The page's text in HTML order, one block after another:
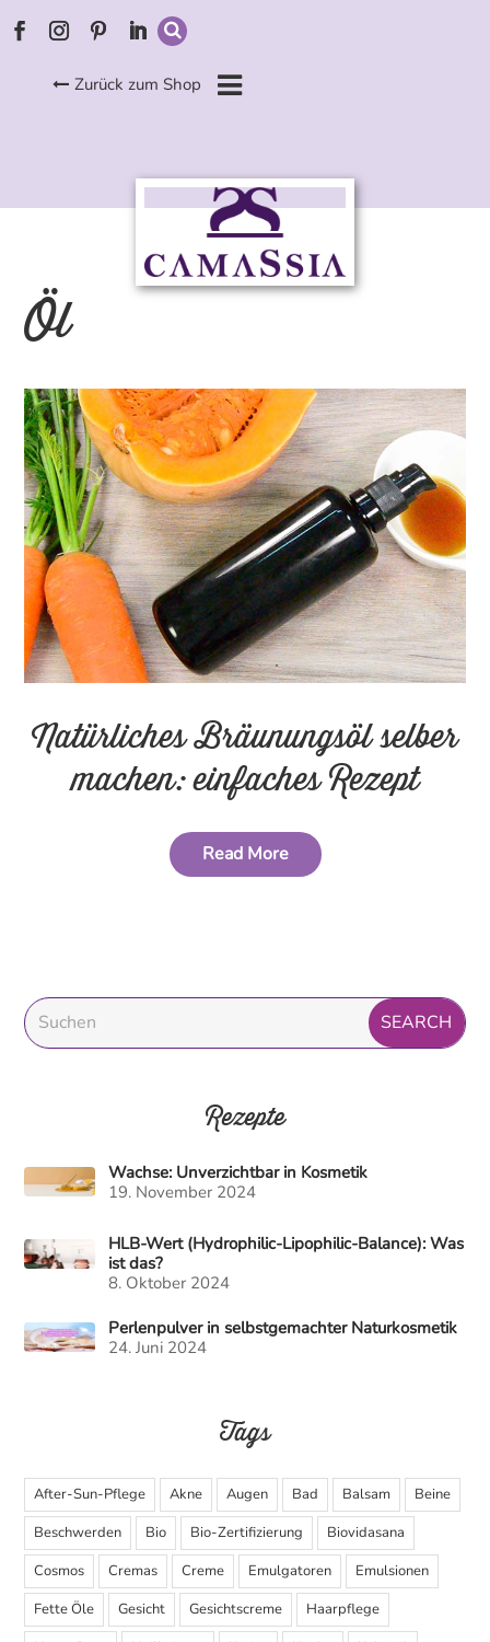
Zurück zum Shop
Öl
Natürliches Bräunungsöl selber
machen: einfaches Rezept
Read More
Rezepte
Wachse: Unverzichtbar in Kosmetik
19. November 2024
HLB-Wert (Hydrophilic-Lipophilic-Balance): Was
ist das?
8. Oktober 2024
Perlenpulver in selbstgemachter Naturkosmetik
24. Juni 2024
Tags
After-Sun-Pflege Akne Augen Bad Balsam
Beine
Beschwerden
Bio Bio-Zertifizierung
Biovidasana
Cosmos
Cremas Creme Emulgatoren
Emulsionen
Fette Öle
Gesicht Gesichtscreme
Haarpflege